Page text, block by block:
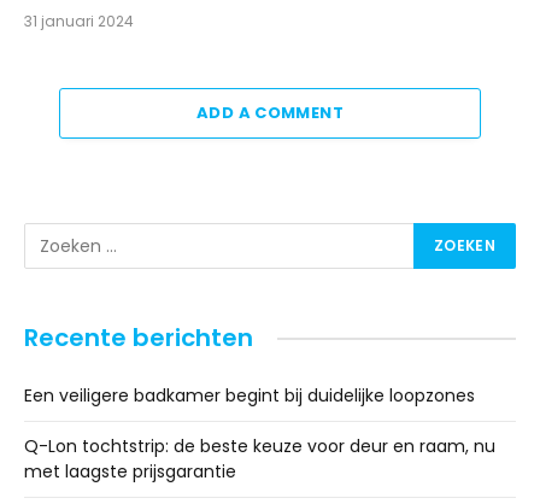
31 januari 2024
ADD A COMMENT
Recente berichten
Een veiligere badkamer begint bij duidelijke loopzones
Q-Lon tochtstrip: de beste keuze voor deur en raam, nu
met laagste prijsgarantie